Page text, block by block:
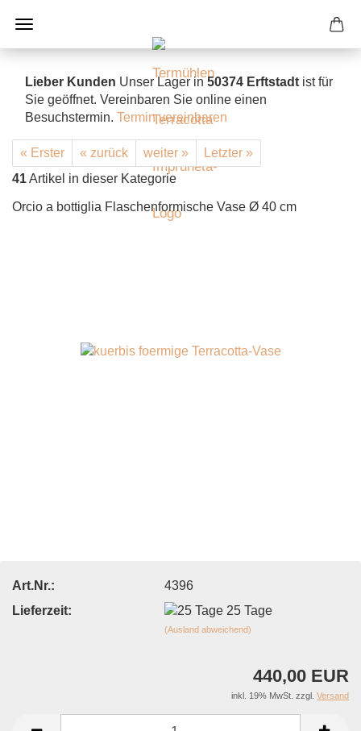
Lieber Kunden Unser Lager in50374 Erftstadt ist für
Sie geöffnet. Vereinbaren Sie online einen
Besuchstermin. Termin vereinbaren
« Erster « zurück weiter »
Letzter »
41Artikel in dieser Kategorie
Orcio a bottiglia Flaschenformische Vase Ø 40 cm
Art.Nr.:
4396
Lieferzeit:
25 Tage
(Ausland abweichend)
440,00 EUR
inkl. 19% MwSt. zzgl. Versand